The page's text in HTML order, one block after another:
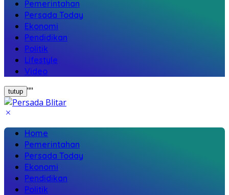
Pemerintahan
Persada Today
Ekonomi
Pendidikan
Politik
Lifestyle
Video
tutup ""
Home
Pemerintahan
Persada Today
Ekonomi
Pendidikan
Politik